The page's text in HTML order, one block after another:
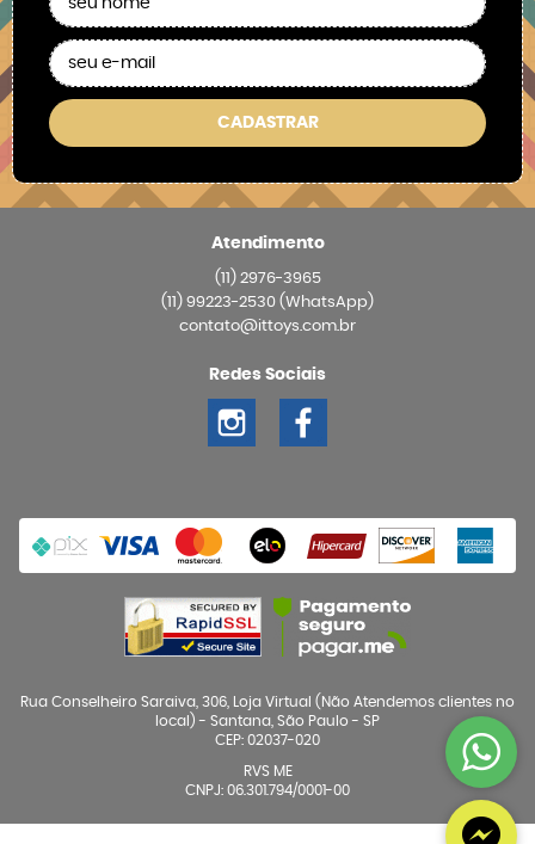
CADASTRAR
Atendimento
(11)2976-3965
(11) 99223-2530 (WhatsApp)
contato@ittoys.com.br
Redes Sociais
Rua Conselheiro Saraiva, 306, Loja Virtual (Não Atendemos clientes no
local) - Santana, São Paulo - SP
CEP: 02037-020
RVS ME
CNPJ: 06.301.794/0001-00